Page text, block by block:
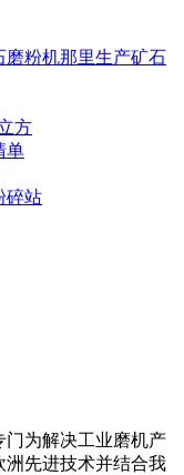
磨粉机那里生产矿石
方
单
碎站
门为解决工业磨机产
洲先进技术并结合我